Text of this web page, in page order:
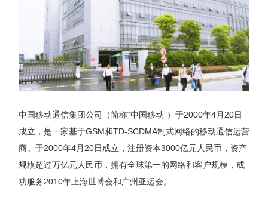
中国移动通信集团公司（简称“中国移动”）于2000年4月20日
成立，是一家基于GSM和TD-SCDMA制式网络的移动通信运营
商。于2000年4月20日成立，注册资本3000亿元人民币，资产
规模超过万亿元人民币，拥有全球第一的网络和客户规模，成
功服务2010年上海世博会和广州亚运会。